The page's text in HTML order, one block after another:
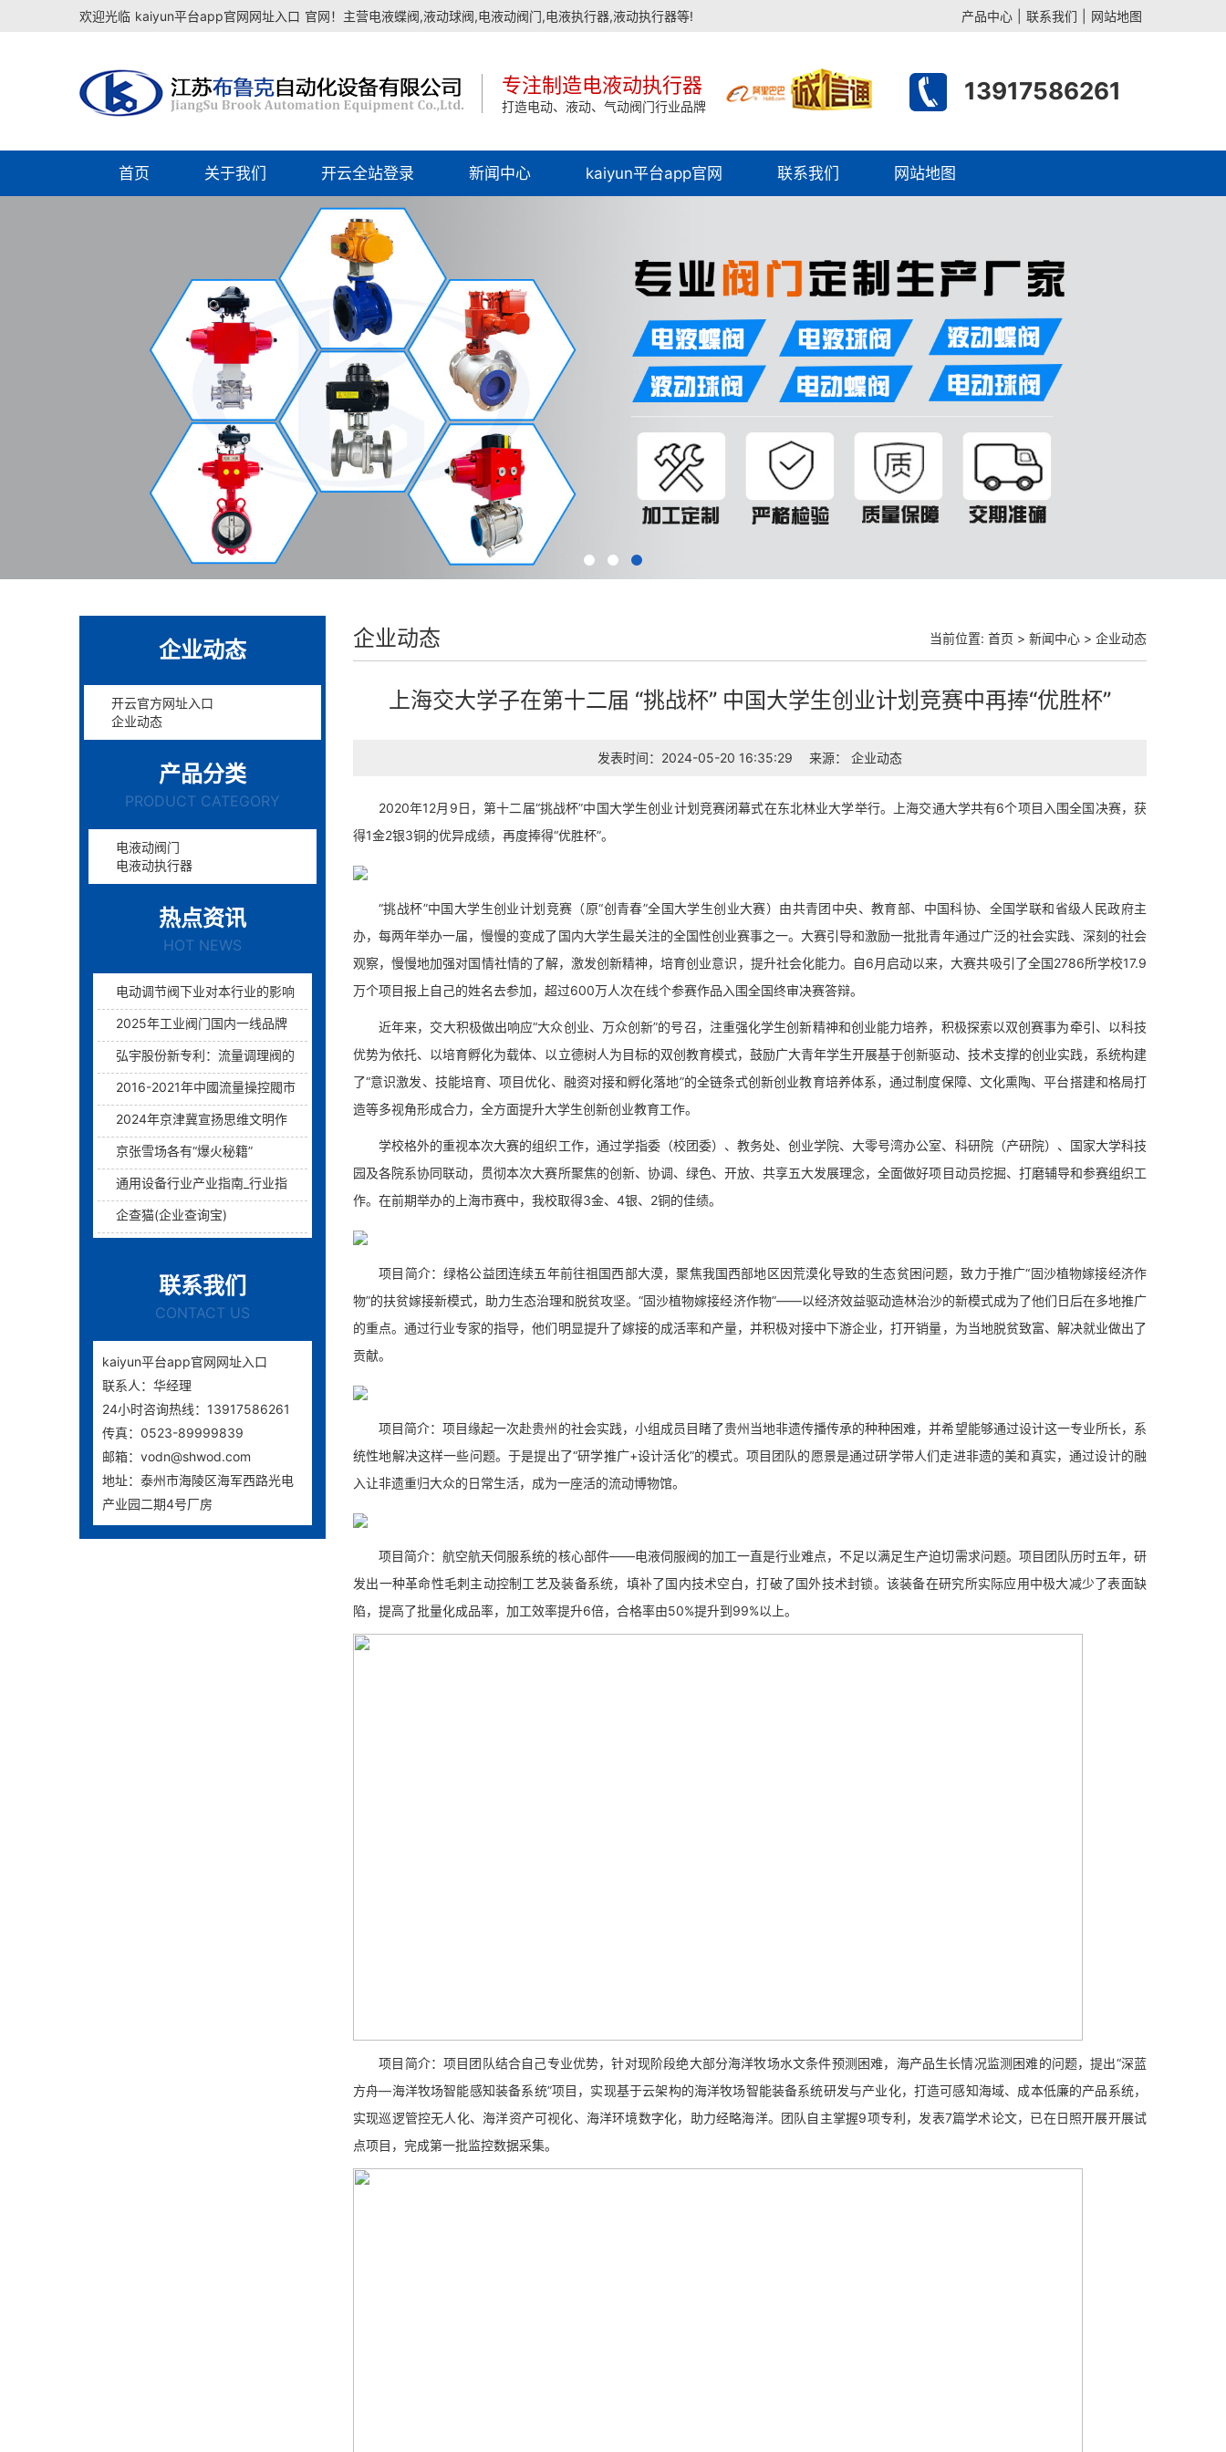
欢迎光临 kaiyun平台app官网网址入口 官网！主营电液蝶阀,液动球阀,电液动阀门,电液执行器,液动执行器等! 产品中心 联系我们 网站地图
专注制造电液动执行器
打造电动、液动、气动阀门行业品牌
13917586261
首页 关于我们 开云全站登录 新闻中心 kaiyun平台app官网 联系我们 网站地图
企业动态
开云官方网址入口
企业动态
产品分类
PRODUCT CATEGORY
电液动阀门
电液动执行器
热点资讯
HOT NEWS
电动调节阀下业对本行业的影响分析
2025年工业阀门国内一线品牌总榜单前十名
弘宇股份新专利：流量调理阀的未来已来过滤与调理两层护航！
2016-2021年中國流量操控閥市場远景及融資戰略咨詢報告
2024年京津冀宣扬思维文明作业联席会议在津举行
京张雪场各有“爆火秘籍”
通用设备行业产业指南_行业指南(2)_前瞻 - 前瞻网
企查猫(企业查询宝)
联系我们
CONTACT US
kaiyun平台app官网网址入口
联系人： 华经理
24小时咨询热线： 13917586261
传真： 0523-89999839
邮箱： vodn@shwod.com
地址： 泰州市海陵区海军西路光电
产业园二期4号厂房
企业动态 当前位置: 首页 > 新闻中心 > 企业动态
上海交大学子在第十二届 “挑战杯” 中国大学生创业计划竞赛中再捧“优胜杯”
发表时间：2024-05-20 16:35:29 来源： 企业动态
2020年12月9日，第十二届“挑战杯”中国大学生创业计划竞赛闭幕式在东北林业大学举行。上海交通大学共有6个项目入围全国决赛，获
得1金2银3铜的优异成绩，再度捧得“优胜杯”。
“挑战杯”中国大学生创业计划竞赛（原“创青春”全国大学生创业大赛）由共青团中央、教育部、中国科协、全国学联和省级人民政府主
办，每两年举办一届，慢慢的变成了国内大学生最关注的全国性创业赛事之一。大赛引导和激励一批批青年通过广泛的社会实践、深刻的社会
观察，慢慢地加强对国情社情的了解，激发创新精神，培育创业意识，提升社会化能力。自6月启动以来，大赛共吸引了全国2786所学校17.9
万个项目报上自己的姓名去参加，超过600万人次在线个参赛作品入围全国终审决赛答辩。
近年来，交大积极做出响应“大众创业、万众创新”的号召，注重强化学生创新精神和创业能力培养，积极探索以双创赛事为牵引、以科技
优势为依托、以培育孵化为载体、以立德树人为目标的双创教育模式，鼓励广大青年学生开展基于创新驱动、技术支撑的创业实践，系统构建
了“意识激发、技能培育、项目优化、融资对接和孵化落地”的全链条式创新创业教育培养体系，通过制度保障、文化熏陶、平台搭建和格局打
造等多视角形成合力，全方面提升大学生创新创业教育工作。
学校格外的重视本次大赛的组织工作，通过学指委（校团委）、教务处、创业学院、大零号湾办公室、科研院（产研院）、国家大学科技
园及各院系协同联动，贯彻本次大赛所聚焦的创新、协调、绿色、开放、共享五大发展理念，全面做好项目动员挖掘、打磨辅导和参赛组织工
作。在前期举办的上海市赛中，我校取得3金、4银、2铜的佳绩。
项目简介：绿格公益团连续五年前往祖国西部大漠，聚焦我国西部地区因荒漠化导致的生态贫困问题，致力于推广“固沙植物嫁接经济作
物”的扶贫嫁接新模式，助力生态治理和脱贫攻坚。“固沙植物嫁接经济作物”——以经济效益驱动造林治沙的新模式成为了他们日后在多地推广
的重点。通过行业专家的指导，他们明显提升了嫁接的成活率和产量，并积极对接中下游企业，打开销量，为当地脱贫致富、解决就业做出了
贡献。
项目简介：项目缘起一次赴贵州的社会实践，小组成员目睹了贵州当地非遗传播传承的种种困难，并希望能够通过设计这一专业所长，系
统性地解决这样一些问题。于是提出了“研学推广+设计活化”的模式。项目团队的愿景是通过研学带人们走进非遗的美和真实，通过设计的融
入让非遗重归大众的日常生活，成为一座活的流动博物馆。
项目简介：航空航天伺服系统的核心部件——电液伺服阀的加工一直是行业难点，不足以满足生产迫切需求问题。项目团队历时五年，研
发出一种革命性毛刺主动控制工艺及装备系统，填补了国内技术空白，打破了国外技术封锁。该装备在研究所实际应用中极大减少了表面缺
陷，提高了批量化成品率，加工效率提升6倍，合格率由50%提升到99%以上。
项目简介：项目团队结合自己专业优势，针对现阶段绝大部分海洋牧场水文条件预测困难，海产品生长情况监测困难的问题，提出“深蓝
方舟—海洋牧场智能感知装备系统”项目，实现基于云架构的海洋牧场智能装备系统研发与产业化，打造可感知海域、成本低廉的产品系统，
实现巡逻管控无人化、海洋资产可视化、海洋环境数字化，助力经略海洋。团队自主掌握9项专利，发表7篇学术论文，已在日照开展开展试
点项目，完成第一批监控数据采集。